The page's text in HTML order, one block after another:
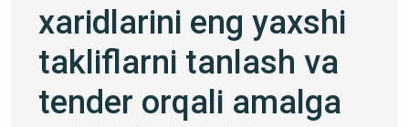
xaridlarini eng yaxshi
takliflarni tanlash va
tender orqali amalga